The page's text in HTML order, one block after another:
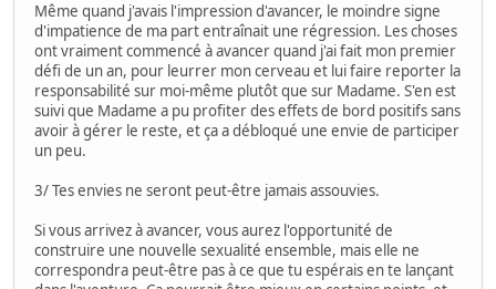
Même quand j'avais l'impression d'avancer, le moindre signe
d'impatience de ma part entraînait une régression. Les choses
ont vraiment commencé à avancer quand j'ai fait mon premier
défi de un an, pour leurrer mon cerveau et lui faire reporter la
responsabilité sur moi-même plutôt que sur Madame. S'en est
suivi que Madame a pu profiter des effets de bord positifs sans
avoir à gérer le reste, et ça a débloqué une envie de participer
un peu.
3/ Tes envies ne seront peut-être jamais assouvies.
Si vous arrivez à avancer, vous aurez l'opportunité de
construire une nouvelle sexualité ensemble, mais elle ne
correspondra peut-être pas à ce que tu espérais en te lançant